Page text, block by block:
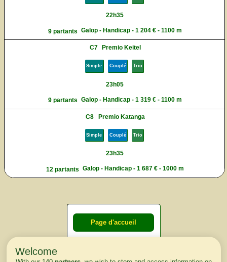
22h35
9 partants Galop - Handicap - 1 204 € - 1100 m
C7 Premio Keitel
Simple Couplé Trio
23h05
9 partants Galop - Handicap - 1 319 € - 1100 m
C8 Premio Katanga
Simple Couplé Trio
23h35
12 partants Galop - Handicap - 1 687 € - 1000 m
Page d'accueil
Welcome